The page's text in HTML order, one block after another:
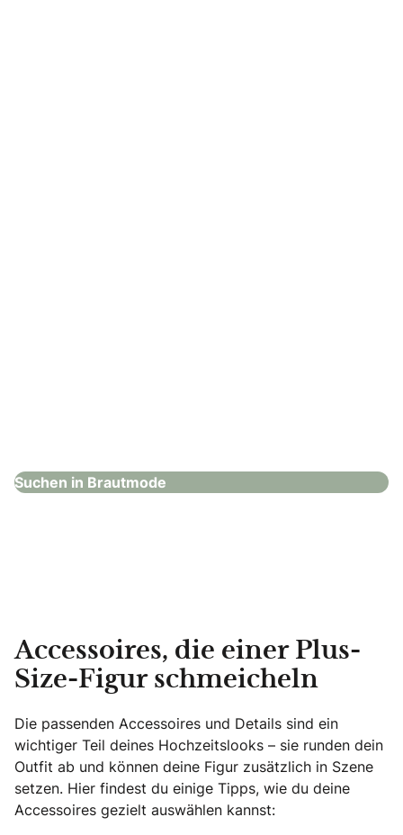
Suchen in Brautmode
Accessoires, die einer Plus-
Size-Figur schmeicheln
Die passenden Accessoires und Details sind ein
wichtiger Teil deines Hochzeitslooks – sie runden dein
Outfit ab und können deine Figur zusätzlich in Szene
setzen. Hier findest du einige Tipps, wie du deine
Accessoires gezielt auswählen kannst: